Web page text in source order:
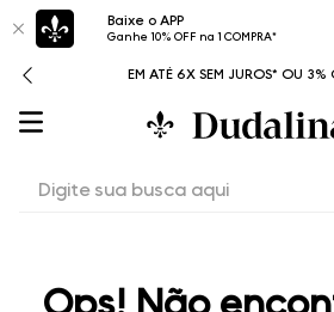
Baixe o APP
Ganhe 10% OFF na 1 COMPRA*
EM ATÉ 6X SEM JUROS* OU 3%